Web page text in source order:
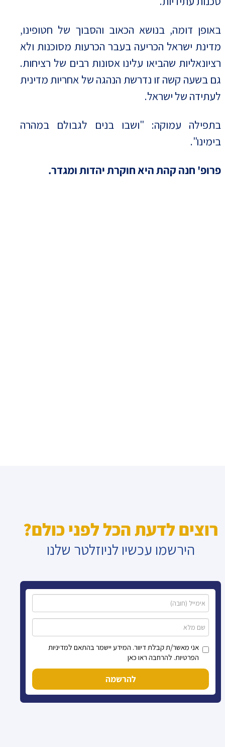
באופן דומה, בנושא הכאוב והסבוך של חטופינו,
מדינת ישראל הכריעה בעבר הכרעות מסוכנות ולא
רציונאליות שהביאו עלינו אסונות רבים של רציחות.
גם בשעה קשה זו נדרשת הנהגה של אחריות מדינית
לעתידה של ישראל.
בתפילה עמוקה: "ושבו בנים לגבולם במהרה
בימינו".
פרופ' חנה קהת היא חוקרת יהדות ומגדר.
רוצים לדעת הכל לפני כולם?
הירשמו עכשיו לניוזלטר שלנו
אני מאשר/ת קבלת דיוור. המידע יישמר בהתאם למדיניות
הפרטיות. להרחבה ראו כאן
להרשמה